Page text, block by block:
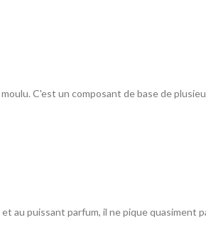
C'est un composant de base de
au puissant parfum, il ne pique